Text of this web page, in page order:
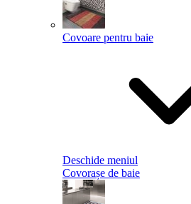
Covoare pentru baie
Deschide meniul
Covorașe de baie